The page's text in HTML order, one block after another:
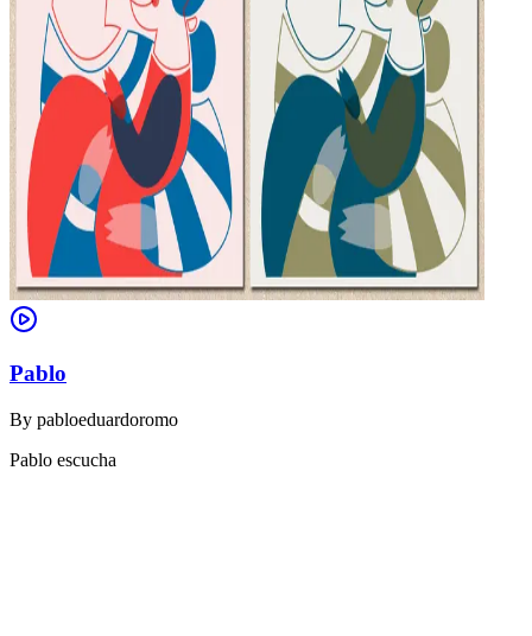
Pablo
By pabloeduardoromo
Pablo escucha